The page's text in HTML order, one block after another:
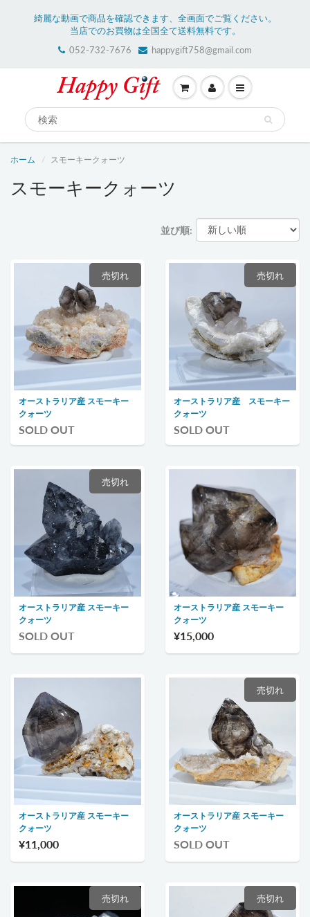
綺麗な動画で商品を確認できます、全画面でご覧ください。
当店でのお買物は全国全て送料無料です。
052-732-7676
happygift758@gmail.com
ホーム スモーキークォーツ
スモーキークォーツ
並び順:
売切れ
オーストラリア産 スモーキー
クォーツ
SOLD OUT
売切れ
オーストラリア産 スモーキー
クォーツ
SOLD OUT
売切れ
オーストラリア産 スモーキー
クォーツ
SOLD OUT
オーストラリア産 スモーキー
クォーツ
¥15,000
オーストラリア産 スモーキー
クォーツ
¥11,000
売切れ
オーストラリア産 スモーキー
クォーツ
SOLD OUT
売切れ 売切れ